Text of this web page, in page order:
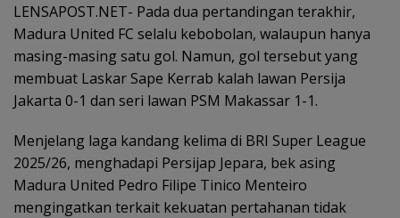
LENSAPOST.NET- Pada dua pertandingan terakhir,
Madura United FC selalu kebobolan, walaupun hanya
masing-masing satu gol. Namun, gol tersebut yang
membuat Laskar Sape Kerrab kalah lawan Persija
Jakarta 0-1 dan seri lawan PSM Makassar 1-1.
Menjelang laga kandang kelima di BRI Super League
2025/26, menghadapi Persijap Jepara, bek asing
Madura United Pedro Filipe Tinico Menteiro
mengingatkan terkait kekuatan pertahanan tidak